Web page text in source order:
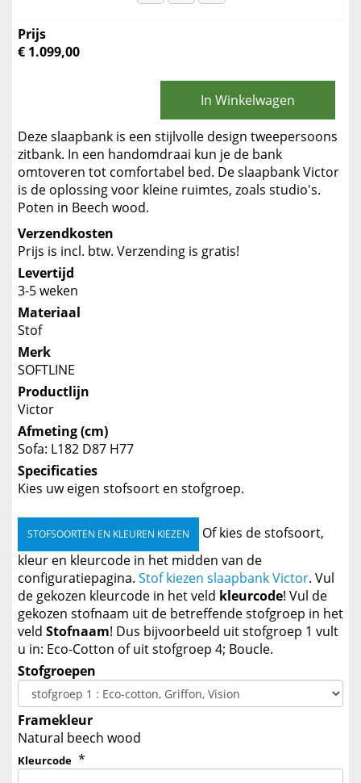
Prijs
€ 1.099,00
In Winkelwagen
Deze slaapbank is een stijlvolle design tweepersoons
zitbank. In een handomdraai kun je de bank
omtoveren tot comfortabel bed. De slaapbank Victor
is de oplossing voor kleine ruimtes, zoals studio's.
Poten in Beech wood.
Verzendkosten
Prijs is incl. btw. Verzending is gratis!
Levertijd
3-5 weken
Materiaal
Stof
Merk
SOFTLINE
Productlijn
Victor
Afmeting (cm)
Sofa: L182 D87 H77
Specificaties
Kies uw eigen stofsoort en stofgroep.
STOFSOORTEN EN KLEUREN KIEZEN
Of kies de stofsoort,
kleur en kleurcode in het midden van de
configuratiepagina. Stof kiezen slaapbank Victor. Vul
de gekozen kleurcode in het veld kleurcode! Vul de
gekozen stofnaam uit de betreffende stofgroep in het
veld Stofnaam! Dus bijvoorbeeld uit stofgroep 1 vult
u in: Eco-Cotton of uit stofgroep 4; Boucle.
Stofgroepen
Framekleur
Natural beech wood
Kleurcode *